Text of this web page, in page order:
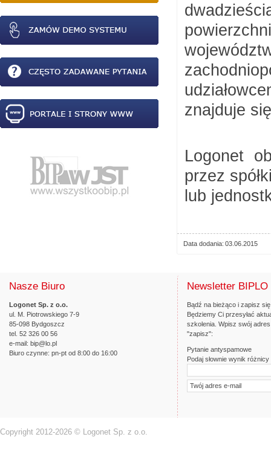
znajduje
Logonet
przez
lub
Data dodania 03.06.2015
Nasze Biuro
Logonet Sp. z o.o.
ul. M. Piotrowskiego 7-9
85-098 Bydgoszcz
tel. 52 326 00 56
e-mail: bip@lo.pl
Biuro czynne: pn-pt od 8:00 do 16:00
Newsletter BIPLO
Bądź na bieżąco i zapisz
Będziemy Ci przesyłać
szkolenia. Wpisz swój
"zapisz":
Pytanie antyspamowe
Podaj słownie wynik
Copyright 2012-2026 © Logonet Sp. z o.o.